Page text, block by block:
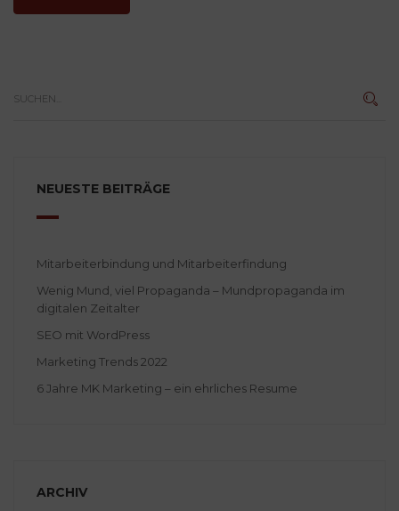
NEUESTE BEITRÄGE
Mitarbeiterbindung und Mitarbeiterfindung
Wenig Mund, viel Propaganda – Mundpropaganda im
digitalen Zeitalter
SEO mit WordPress
Marketing Trends 2022
6 Jahre MK Marketing – ein ehrliches Resume
ARCHIV